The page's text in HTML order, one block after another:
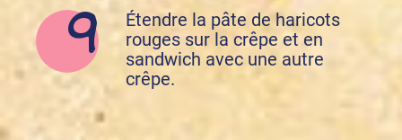
Étendre la pâte de haricots
rouges sur la crêpe et en
sandwich avec une autre
crêpe.